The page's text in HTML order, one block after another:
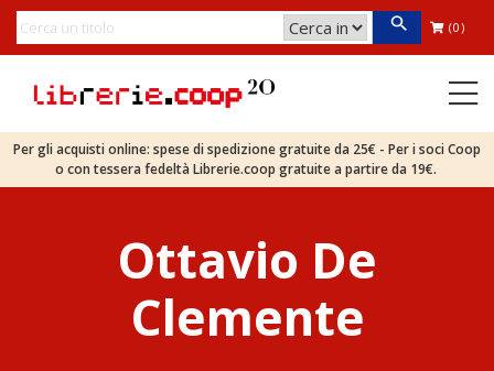
(0)
Per gli acquisti online: spese di spedizione gratuite da 25€ - Per i soci Coop
o con tessera fedeltà Librerie.coop gratuite a partire da 19€.
Ottavio De
Clemente